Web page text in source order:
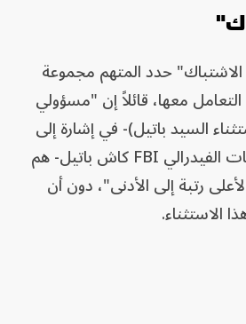
حدد المتهم مجموعة
معها، قائلاً إن "مسؤولي
السيد باتيل)- في إشارة إلى
مدير مكتب التحقيقات الفيدرالي FBI كاش باتيل- هم
رتبة إلى الأدنى"، دون أن
الاستثناء.